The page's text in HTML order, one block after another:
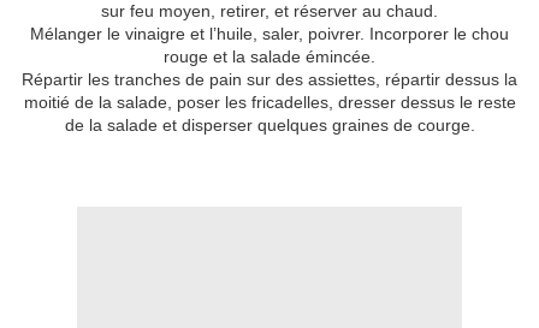
sur feu moyen, retirer, et réserver au chaud.
Mélanger le vinaigre et l’huile, saler, poivrer. Incorporer le chou
rouge et la salade émincée.
Répartir les tranches de pain sur des assiettes, répartir dessus la
moitié de la salade, poser les fricadelles, dresser dessus le reste
de la salade et disperser quelques graines de courge.